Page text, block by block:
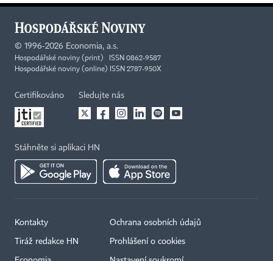
© 1996-2026 Economia, a.s.
Hospodářské noviny (print) ISSN 0862-9587
Hospodářské noviny (online) ISSN 2787-950X
Certifikováno Sledujte nás
Stáhněte si aplikaci HN
Kontakty
Tiráž redakce HN
Ochrana osobních údajů
Prohlášení o cookies